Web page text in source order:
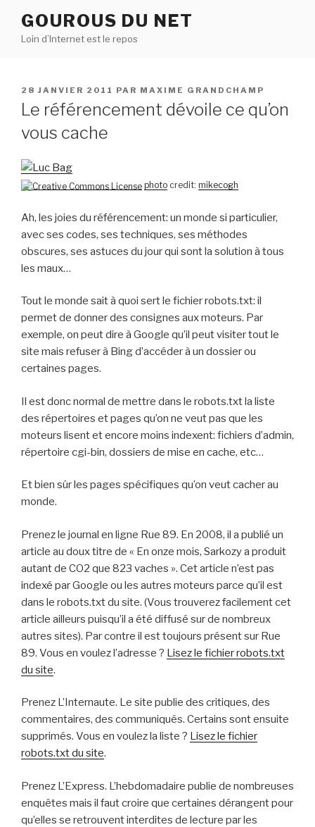
contenu
GOUROUS DU NET
Loin d’Internet est le repos
PUBLIÉ
LE
28 JANVIER 2011 PAR MAXIME GRANDCHAMP
Le référencement dévoile ce qu’on
vous cache
photo credit: mikecogh
Ah, les joies du référencement: un monde si particulier,
avec ses codes, ses techniques, ses méthodes
obscures, ses astuces du jour qui sont la solution à tous
les maux…
Tout le monde sait à quoi sert le fichier robots.txt: il
permet de donner des consignes aux moteurs. Par
exemple, on peut dire à Google qu’il peut visiter tout le
site mais refuser à Bing d’accéder à un dossier ou
certaines pages.
Il est donc normal de mettre dans le robots.txt la liste
des répertoires et pages qu’on ne veut pas que les
moteurs lisent et encore moins indexent: fichiers d’admin,
répertoire cgi-bin, dossiers de mise en cache, etc…
Et bien sûr les pages spécifiques qu’on veut cacher au
monde.
Prenez le journal en ligne Rue 89. En 2008, il a publié un
article au doux titre de « En onze mois, Sarkozy a produit
autant de CO2 que 823 vaches ». Cet article n’est pas
indexé par Google ou les autres moteurs parce qu’il est
dans le robots.txt du site. (Vous trouverez facilement cet
article ailleurs puisqu’il a été diffusé sur de nombreux
autres sites). Par contre il est toujours présent sur Rue
89. Vous en voulez l’adresse ? Lisez le fichier robots.txt
du site.
Prenez L’Internaute. Le site publie des critiques, des
commentaires, des communiqués. Certains sont ensuite
supprimés. Vous en voulez la liste ? Lisez le fichier
robots.txt du site.
Prenez L’Express. L’hebdomadaire publie de nombreuses
enquêtes mais il faut croire que certaines dérangent pour
qu’elles se retrouvent interdites de lecture par les